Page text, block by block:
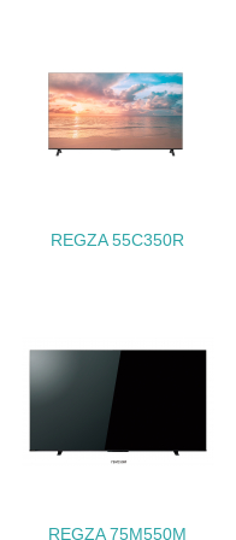
活動に積極的に参加している
いる
REGZA 55C350R
REGZA 75M550M